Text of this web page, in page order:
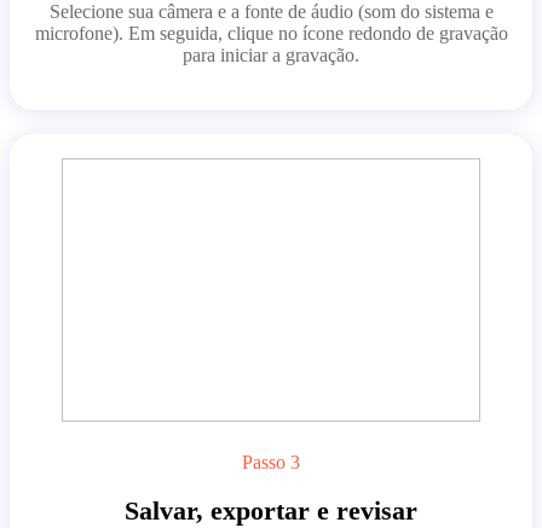
Selecione sua câmera e a fonte de áudio (som do sistema e
microfone). Em seguida, clique no ícone redondo de gravação
para iniciar a gravação.
Passo 3
Salvar, exportar e revisar